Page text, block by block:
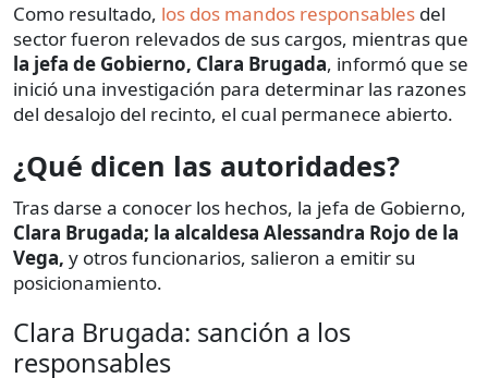
Como resultado, los dos mandos responsables del
sector fueron relevados de sus cargos, mientras que
la jefa de Gobierno, Clara Brugada, informó que se
inició una investigación para determinar las razones
del desalojo del recinto, el cual permanece abierto.
¿Qué dicen las autoridades?
Tras darse a conocer los hechos, la jefa de Gobierno,
Clara Brugada; la alcaldesa Alessandra Rojo de la
Vega, y otros funcionarios, salieron a emitir su
posicionamiento.
Clara Brugada: sanción a los
responsables